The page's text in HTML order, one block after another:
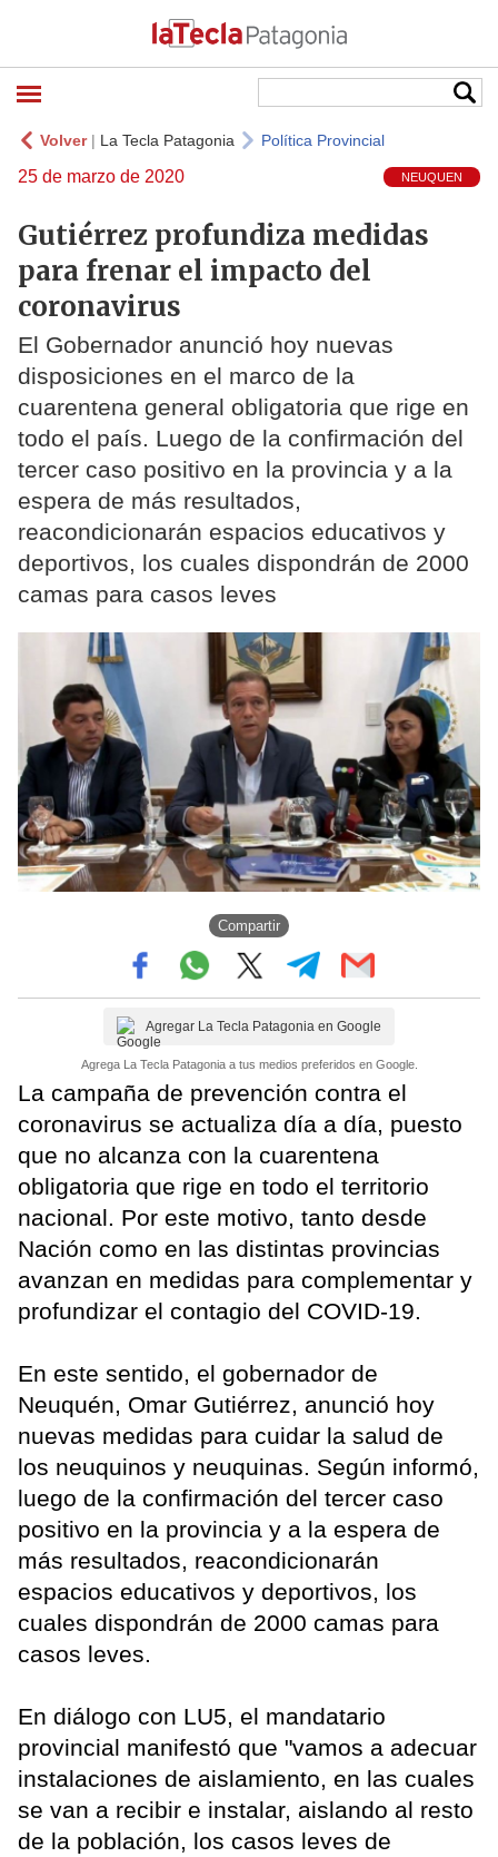
Volver| La Tecla Patagonia Política Provincial
25 de marzo de 2020 NEUQUEN
Gutiérrez profundiza medidas
para frenar el impacto del
coronavirus
El Gobernador anunció hoy nuevas
disposiciones en el marco de la
cuarentena general obligatoria que rige en
todo el país. Luego de la confirmación del
tercer caso positivo en la provincia y a la
espera de más resultados,
reacondicionarán espacios educativos y
deportivos, los cuales dispondrán de 2000
camas para casos leves
Compartir
Agregar La Tecla Patagonia en Google
Agrega La Tecla Patagonia a tus medios preferidos en Google.
La campaña de prevención contra el
coronavirus se actualiza día a día, puesto
que no alcanza con la cuarentena
obligatoria que rige en todo el territorio
nacional. Por este motivo, tanto desde
Nación como en las distintas provincias
avanzan en medidas para complementar y
profundizar el contagio del COVID-19.
En este sentido, el gobernador de
Neuquén, Omar Gutiérrez, anunció hoy
nuevas medidas para cuidar la salud de
los neuquinos y neuquinas. Según informó,
luego de la confirmación del tercer caso
positivo en la provincia y a la espera de
más resultados, reacondicionarán
espacios educativos y deportivos, los
cuales dispondrán de 2000 camas para
casos leves.
En diálogo con LU5, el mandatario
provincial manifestó que "vamos a adecuar
instalaciones de aislamiento, en las cuales
se van a recibir e instalar, aislando al resto
de la población, los casos leves de